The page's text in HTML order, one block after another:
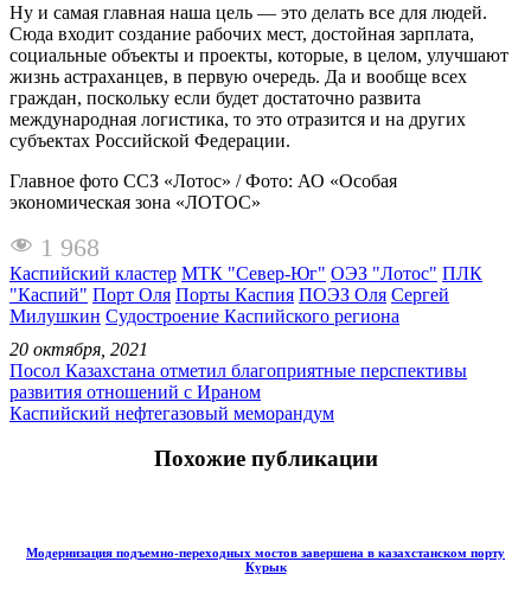
Ну и самая главная наша цель — это делать все для людей.
Сюда входит создание рабочих мест, достойная зарплата,
социальные объекты и проекты, которые, в целом, улучшают
жизнь астраханцев, в первую очередь. Да и вообще всех
граждан, поскольку если будет достаточно развита
международная логистика, то это отразится и на других
субъектах Российской Федерации.
Главное фото ССЗ «Лотос» / Фото: АО «Особая
экономическая зона «ЛОТОС»
1 968
Каспийский кластер МТК "Север-Юг" ОЭЗ "Лотос" ПЛК
"Каспий" Порт Оля Порты Каспия ПОЭЗ Оля Сергей
Милушкин Судостроение Каспийского региона
20 октября, 2021
Посол Казахстана отметил благоприятные перспективы
развития отношений с Ираном
Каспийский нефтегазовый меморандум
Похожие публикации
Модернизация подъемно-переходных мостов завершена в казахстанском порту
Курык